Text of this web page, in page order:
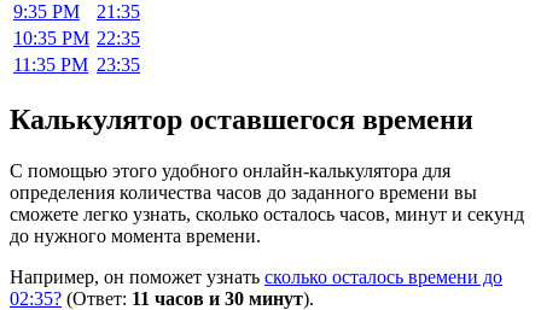
9:35 PM
21:35
10:35 PM 22:35
11:35 PM 23:35
Калькулятор оставшегося времени
С помощью этого удобного онлайн-калькулятора для
определения количества часов до заданного времени вы
сможете легко узнать, сколько осталось часов, минут и секунд
до нужного момента времени.
Например, он поможет узнать сколько осталось времени до
02:35? (Ответ: 11 часов и 30 минут).